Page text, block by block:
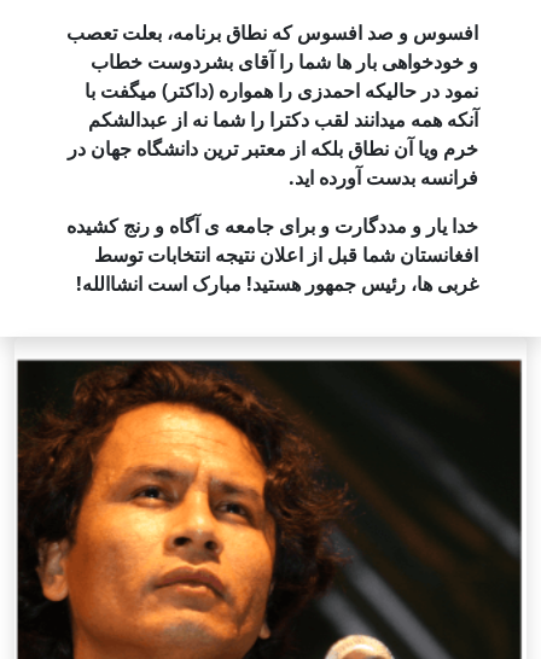
افسوس و صد افسوس که نطاق برنامه، بعلت تعصب
و خودخواهی بار ها شما را آقای بشردوست خطاب
نمود در حالیکه احمدزی را همواره (داکتر) میگفت با
آنکه همه میدانند لقب دکترا را شما نه از عبدالشکم
خرم ویا آن نطاق بلکه از معتبر ترین دانشگاه جهان در
فرانسه بدست آورده اید.
خدا یار و مددگارت و برای جامعه ی آگاه و رنج کشیده
افغانستان شما قبل از اعلان نتیجه انتخابات توسط
غربی ها، رئیس جمهور هستید! مبارک است انشاالله!